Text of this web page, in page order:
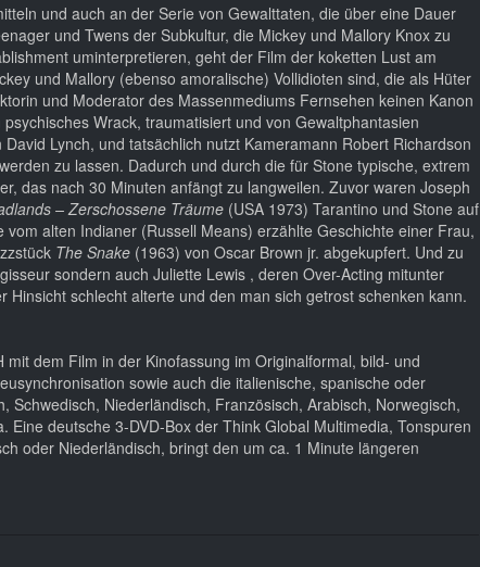
und auch an der Serie von Gewalttaten, die über eine Dauer
und Twens der Subkultur, die Mickey und Mallory Knox zu
uminterpretieren, geht der Film der koketten Lust am
und Mallory (ebenso amoralische) Vollidioten sind, die als Hüter
und Moderator des Massenmediums Fernsehen keinen Kanon
Wrack, traumatisiert und von Gewaltphantasien
Lynch, und tatsächlich nutzt Kameramann Robert Richardson
zu lassen. Dadurch und durch die für Stone typische, extrem
das nach 30 Minuten anfängt zu langweilen. Zuvor waren Joseph
– Zerschossene Träume (USA 1973) Tarantino und Stone auf
alten Indianer (Russell Means) erzählte Geschichte einer Frau,
The Snake (1963) von Oscar Brown jr. abgekupfert. Und zu
sondern auch Juliette Lewis , deren Over-Acting mitunter
schlecht alterte und den man sich getrost schenken kann.
dem Film in der Kinofassung im Originalformal, bild- und
sowie auch die italienische, spanische oder
Niederländisch, Französisch, Arabisch, Norwegisch,
Eine deutsche 3-DVD-Box der Think Global Multimedia, Tonspuren
oder Niederländisch, bringt den um ca. 1 Minute längeren